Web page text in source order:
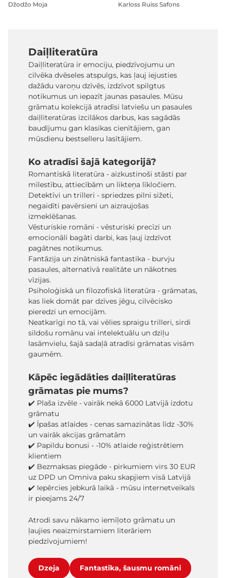
Džodžo Moja Karloss Ruiss Safons
Daiļliteratūra
Daiļliteratūra ir emociju, piedzīvojumu un
cilvēka dvēseles atspulgs, kas ļauj iejusties
dažādu varoņu dzīvēs, izdzīvot spilgtus
notikumus un iepazīt jaunas pasaules. Mūsu
grāmatu kolekcijā atradīsi latviešu un pasaules
daiļliteratūras izcilākos darbus, kas sagādās
baudījumu gan klasikas cienītājiem, gan
mūsdienu bestselleru lasītājiem.
Ko atradīsi šajā kategorijā?
Romantiskā literatūra - aizkustinoši stāsti par
mīlestību, attiecībām un likteņa līkločiem.
Detektīvi un trilleri - spriedzes pilni sižeti,
negaidīti pavērsieni un aizraujošas
izmeklēšanas.
Vēsturiskie romāni - vēsturiski precīzi un
emocionāli bagāti darbi, kas ļauj izdzīvot
pagātnes notikumus.
Fantāzija un zinātniskā fantastika - burvju
pasaules, alternatīvā realitāte un nākotnes
vīzijas.
Psiholoģiskā un filozofiskā literatūra - grāmatas,
kas liek domāt par dzīves jēgu, cilvēcisko
pieredzi un emocijām.
Neatkarīgi no tā, vai vēlies spraigu trilleri, sirdi
sildošu romānu vai intelektuālu un dziļu
lasāmvielu, šajā sadaļā atradīsi grāmatas visām
gaumēm.
Kāpēc iegādāties daiļliteratūras
grāmatas pie mums?
✔️ Plaša izvēle - vairāk nekā 6000 Latvijā izdotu
grāmatu
✔️ Īpašas atlaides - cenas samazinātas līdz -30%
un vairāk akcijas grāmatām
✔️ Papildu bonusi - -10% atlaide reģistrētiem
klientiem
✔️ Bezmaksas piegāde - pirkumiem virs 30 EUR
uz DPD un Omniva paku skapjiem visā Latvijā
✔️ Iepērcies jebkurā laikā - mūsu internetveikals
ir pieejams 24/7
Atrodi savu nākamo iemīļoto grāmatu un
ļaujies neaizmirstamiem literāriem
piedzīvojumiem!
Dzeja Fantastika, šausmu romāni